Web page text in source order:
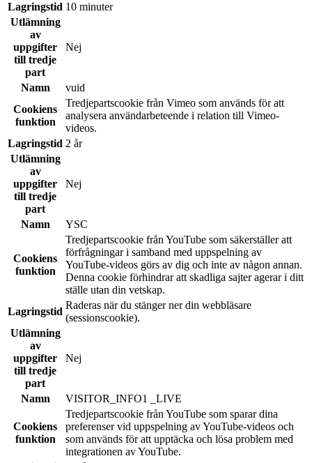
Lagringstid 10 minuter
Utlämning
av
uppgifter
till tredje
part
Nej
Namn
vuid
Cookiens
funktion
Tredjepartscookie från Vimeo som används för att
analysera användarbeteende i relation till Vimeo-
videos.
Lagringstid 2 år
Utlämning
av
uppgifter
till tredje
part
Nej
Namn YSC
Cookiens
funktion
Tredjepartscookie från YouTube som säkerställer att
förfrågningar i samband med uppspelning av
YouTube-videos görs av dig och inte av någon annan.
Denna cookie förhindrar att skadliga sajter agerar i ditt
ställe utan din vetskap.
Lagringstid
Raderas när du stänger ner din webbläsare
(sessionscookie).
Utlämning
av
uppgifter
till tredje
part
Nej
Namn VISITOR_INFO1 _LIVE
Cookiens
funktion
Tredjepartscookie från YouTube som sparar dina
preferenser vid uppspelning av YouTube-videos och
som används för att upptäcka och lösa problem med
integrationen av YouTube.